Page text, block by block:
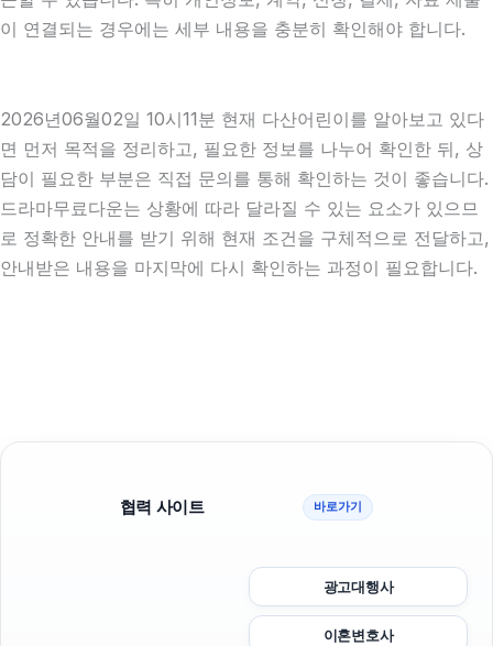
이 연결되는 경우에는 세부 내용을 충분히 확인해야 합니다.
2026년06월02일 10시11분 현재 다산어린이를 알아보고 있다
면 먼저 목적을 정리하고, 필요한 정보를 나누어 확인한 뒤, 상
담이 필요한 부분은 직접 문의를 통해 확인하는 것이 좋습니다.
드라마무료다운는 상황에 따라 달라질 수 있는 요소가 있으므
로 정확한 안내를 받기 위해 현재 조건을 구체적으로 전달하고,
안내받은 내용을 마지막에 다시 확인하는 과정이 필요합니다.
협력 사이트 바로가기
광고대행사
이혼변호사